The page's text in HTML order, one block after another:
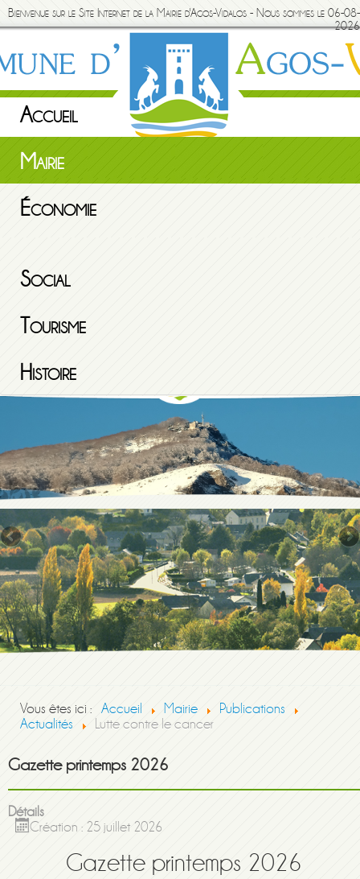
Bienvenue sur le Site Internet de la Mairie d'Agos-Vidalos - Nous sommes le 06-08-
2026
Accueil
Mairie
Économie
Social
Tourisme
Histoire
Vous êtes ici : Accueil Mairie
Publications
Actualités
Lutte contre le cancer
Gazette printemps 2026
Détails
Création : 25 juillet 2026
Gazette printemps 2026